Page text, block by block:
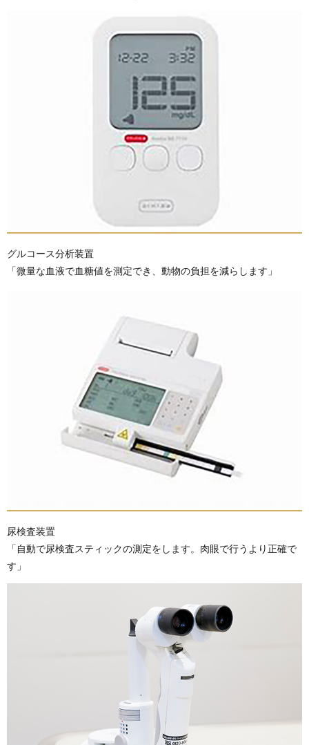
グルコース分析装置
「微量な血液で血糖値を測定でき、動物の負担を減らします」
尿検査装置
「自動で尿検査スティックの測定をします。肉眼で行うより正確で
す」